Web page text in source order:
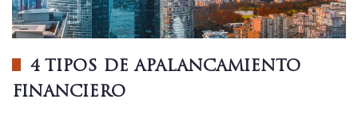
4 TIPOS DE APALANCAMIENTO
FINANCIERO